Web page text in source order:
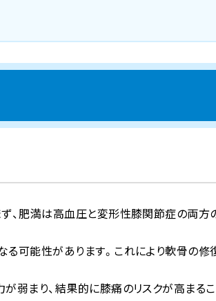
、肥満は高血圧と変形性膝関節症の両方
可能性があります。これにより軟骨の修
弱まり、結果的に膝痛のリスクが高まる